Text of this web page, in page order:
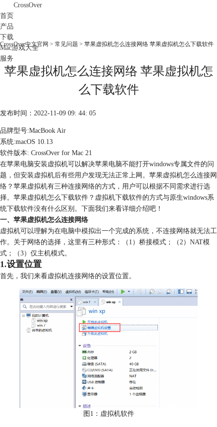
CrossOver
首页
产品
下载
Mac游戏大全
服务
购买
CrossOver中文官网 > 常见问题 > 苹果虚拟机怎么连接网络 苹果虚拟机怎么下载软件
苹果虚拟机怎么连接网络 苹果虚拟机怎
么下载软件
发布时间：2022-11-09 09: 44: 05
品牌型号:MacBook Air
系统:macOS 10.13
软件版本: CrossOver for Mac 21
在苹果电脑安装虚拟机可以解决苹果电脑不能打开windows专属文件的问
题，但安装虚拟机后有些用户发现无法正常上网。苹果虚拟机怎么连接网
络？苹果虚拟机有三种连接网络的方式，用户可以根据不同需求进行选
择。苹果虚拟机怎么下载软件？虚拟机下载软件的方式与原生windows系
统下载软件没有什么区别。下面我们来看详细介绍吧！
一、苹果虚拟机怎么连接网络
虚拟机可以理解为在电脑中模拟出一个完成的系统，不连接网络就无法工
作。关于网络的选择，这里有三种形式：（1）桥接模式；（2）NAT模
式；（3）仅主机模式。
1.设置位置
首先，我们来看虚拟机连接网络的设置位置。
图1：虚拟机软件